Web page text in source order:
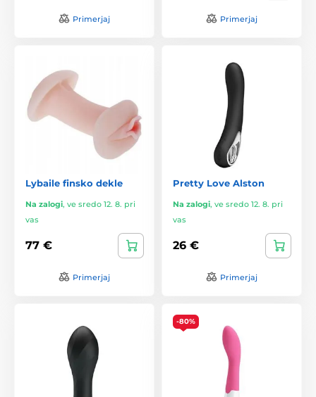
Primerjaj Primerjaj
Lybaile finsko dekle
Na zalogi, ve sredo 12. 8. pri
vas
77 €
Primerjaj
Pretty Love Alston
Na zalogi, ve sredo 12. 8. pri
vas
26 €
Primerjaj
-80%